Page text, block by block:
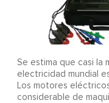
Se estima que casi la
electricidad mundial
Los motores
considerable de